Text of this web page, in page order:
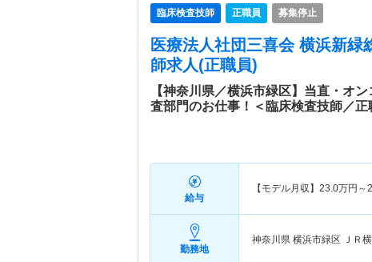
臨床検査技師 正職員 募集停止
医療法人社団三喜会 横浜新緑
師求人(正職員)
【神奈川県／横浜市緑区】当直・オ
査部門のお仕事！＜臨床検査技師／正
給与
【モデル月収】 23.0万円～
勤務地
神奈川県 横浜市緑区 ＪＲ